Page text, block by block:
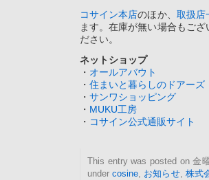
コサイン本店のほか、 取扱店
ます。在庫が無い場合もご
ださい。
ネットショップ
・ オールアバウト
・ 住まいと暮らしのドアーズ
・ サンワショッピング
・ MUKU工房
・ コサイン公式通販サイト
This entry was posted on 金
undercosine, お知らせ, 株式